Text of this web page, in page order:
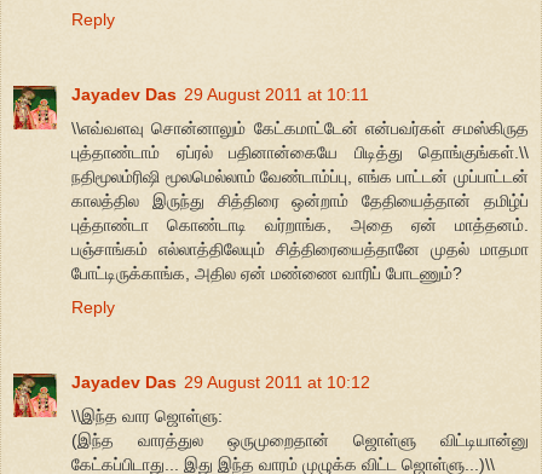
Reply
Jayadev Das 29 August 2011 at 10:11
\\எவ்வளவு சொன்னாலும் கேட்கமாட்டேன் என்பவர்கள் சமஸ்கிருத
புத்தாண்டாம் ஏப்ரல் பதினான்கையே பிடித்து தொங்குங்கள்.\\
நதிமூலம்ரிஷி மூலமெல்லாம் வேண்டாம்ப்பு, எங்க பாட்டன் முப்பாட்டன்
காலத்தில இருந்து சித்திரை ஒன்றாம் தேதியைத்தான் தமிழ்ப்
புத்தாண்டா கொண்டாடி வர்றாங்க, அதை ஏன் மாத்தனம்.
பஞ்சாங்கம் எல்லாத்திலேயும் சித்திரையைத்தானே முதல் மாதமா
போட்டிருக்காங்க, அதில ஏன் மண்ணை வாரிப் போடணும்?
Reply
Jayadev Das 29 August 2011 at 10:12
\\இந்த வார ஜொள்ளு:
(இந்த வாரத்துல ஒருமுறைதான் ஜொள்ளு விட்டியான்னு
கேட்கப்பிடாது... இது இந்த வாரம் முழுக்க விட்ட ஜொள்ளு...)\\